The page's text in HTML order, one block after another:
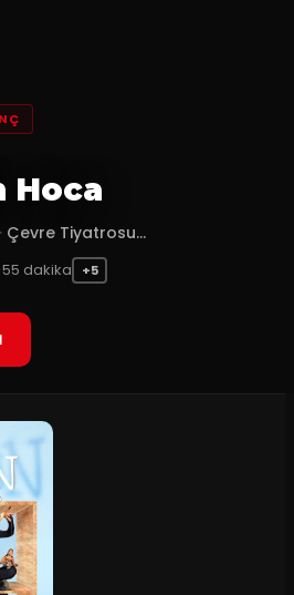
Hoca
· Çevre Tiyatrosu...
55 dakika +5